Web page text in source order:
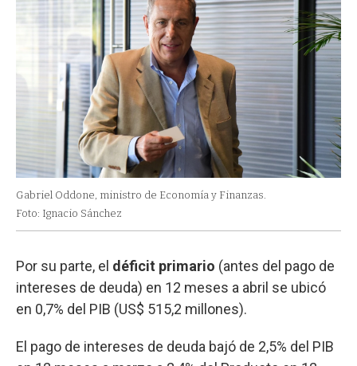
Gabriel Oddone, ministro de Economía y Finanzas.
Foto: Ignacio Sánchez
Por su parte, el déficit primario (antes del pago de
intereses de deuda) en 12 meses a abril se ubicó
en 0,7% del PIB (US$ 515,2 millones).
El pago de intereses de deuda bajó de 2,5% del PIB